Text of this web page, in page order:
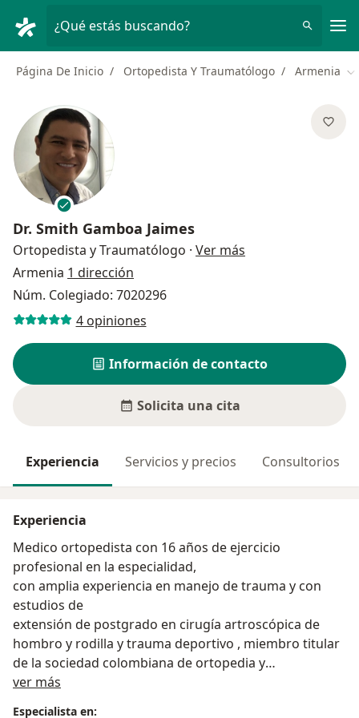
¿Qué estás buscando?
Página De Inicio Ortopedista Y Traumatólogo Armenia
Dr. Smith Gamboa Jaimes
Ortopedista y Traumatólogo · Ver más
Armenia 1 dirección
Núm. Colegiado: 7020296
4 opiniones
Información de contacto
Solicita una cita
Experiencia Servicios y precios Consultorios
Experiencia
Medico ortopedista con 16 años de ejercicio
profesional en la especialidad,
con amplia experiencia en manejo de trauma y con
estudios de
extensión de postgrado en cirugía artroscópica de
hombro y rodilla y trauma deportivo , miembro titular
de la sociedad colombiana de ortopedia y
traumatología SCCOT perteneciente a los capítulos de
ver más
Especialista en: